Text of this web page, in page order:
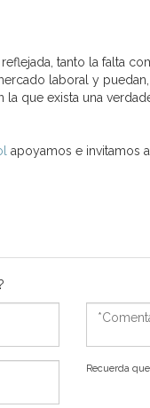
tanto la falta
laboral y
la que exista una
apoyamos e invitamos
Recuerda